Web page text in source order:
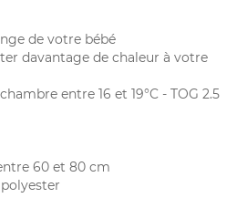
de votre bébé
davantage de chaleur à votre
entre 16 et 19°C - TOG 2.5
60 et 80 cm